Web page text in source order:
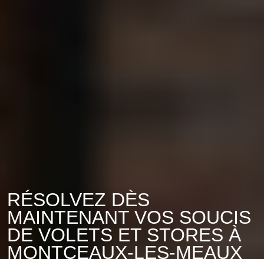
RÉSOLVEZ DÈS
MAINTENANT VOS SOUCIS
DE VOLETS ET STORES À
MONTCEAUX-LES-MEAUX